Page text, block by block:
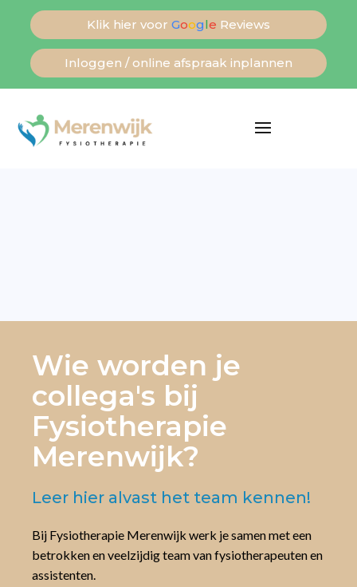
Klik hier voor Google Reviews
Inloggen / online afspraak inplannen
Wie worden je
collega's bij
Fysiotherapie
Merenwijk?
Leer hier alvast het team kennen!
Bij Fysiotherapie Merenwijk werk je samen met een
betrokken en veelzijdig team van fysiotherapeuten en
assistenten.